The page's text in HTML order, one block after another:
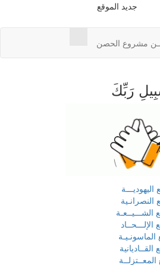
جديد الموقع
معجم محمود محمد شاكرشاكر
مشروع الحصن
رَبِّكَ